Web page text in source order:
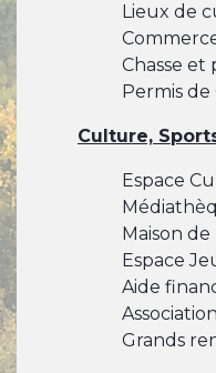
Lieux de
Chasse et
Permis
Culture,
Espace
Maison
Espace
Aide
Grands